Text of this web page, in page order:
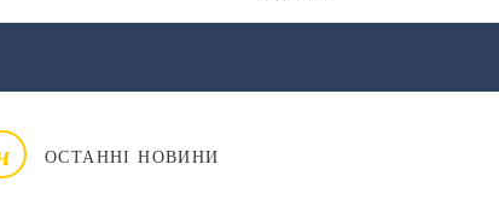
ОСТАННІ НОВИНИ